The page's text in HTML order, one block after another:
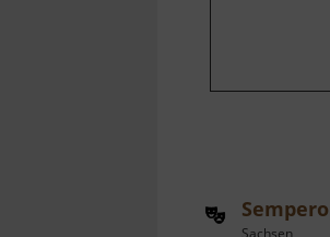
Sachsen